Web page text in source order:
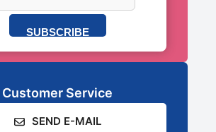
SUBSCRIBE
Customer Service
SEND E-MAIL